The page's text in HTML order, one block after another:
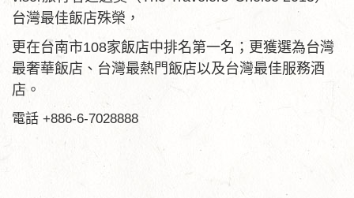
台灣最佳飯店殊榮，
更在台南市108家飯店中排名第一名；更獲選為台灣
最奢華飯店、台灣最熱門飯店以及台灣最佳服務酒
店。
電話 +886-6-7028888